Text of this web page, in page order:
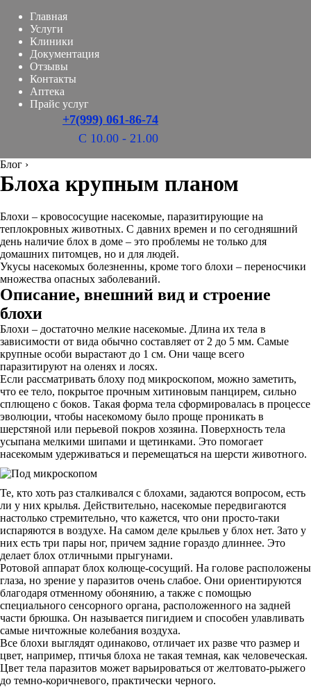
Главная
Услуги
Клиники
Документация
Отзывы
Контакты
Аптека
Прайс услуг
+7(999) 061-86-74
С 10.00 - 21.00
Блог ›
Блоха крупным планом
Блохи – кровососущие насекомые, паразитирующие на
теплокровных животных. С давних времен и по сегодняшний
день наличие блох в доме – это проблемы не только для
домашних питомцев, но и для людей.
Укусы насекомых болезненны, кроме того блохи – переносчики
множества опасных заболеваний.
Описание, внешний вид и строение
блохи
Блохи – достаточно мелкие насекомые. Длина их тела в
зависимости от вида обычно составляет от 2 до 5 мм. Самые
крупные особи вырастают до 1 см. Они чаще всего
паразитируют на оленях и лосях.
Если рассматривать блоху под микроскопом, можно заметить,
что ее тело, покрытое прочным хитиновым панцирем, сильно
сплющено с боков. Такая форма тела сформировалась в процессе
эволюции, чтобы насекомому было проще проникать в
шерстяной или перьевой покров хозяина. Поверхность тела
усыпана мелкими шипами и щетинками. Это помогает
насекомым удерживаться и перемещаться на шерсти животного.
Те, кто хоть раз сталкивался с блохами, задаются вопросом, есть
ли у них крылья. Действительно, насекомые передвигаются
настолько стремительно, что кажется, что они просто-таки
испаряются в воздухе. На самом деле крыльев у блох нет. Зато у
них есть три пары ног, причем задние гораздо длиннее. Это
делает блох отличными прыгунами.
Ротовой аппарат блох колюще-сосущий. На голове расположены
глаза, но зрение у паразитов очень слабое. Они ориентируются
благодаря отменному обонянию, а также с помощью
специального сенсорного органа, расположенного на задней
части брюшка. Он называется пигидием и способен улавливать
самые ничтожные колебания воздуха.
Все блохи выглядят одинаково, отличает их разве что размер и
цвет, например, птичья блоха не такая темная, как человеческая.
Цвет тела паразитов может варьироваться от желтовато-рыжего
до темно-коричневого, практически черного.